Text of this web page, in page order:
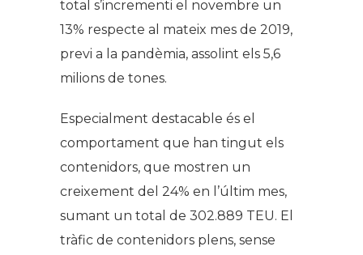
total s’incrementi el novembre un
13% respecte al mateix mes de 2019,
previ a la pandèmia, assolint els 5,6
milions de tones.
Especialment destacable és el
comportament que han tingut els
contenidors, que mostren un
creixement del 24% en l’últim mes,
sumant un total de 302.889 TEU. El
tràfic de contenidors plens, sense